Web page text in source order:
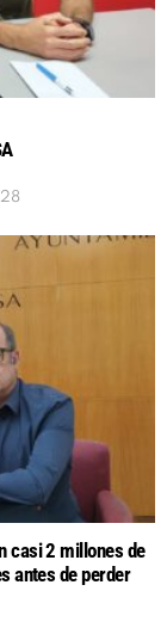
casi 2 millones de
antes de perder